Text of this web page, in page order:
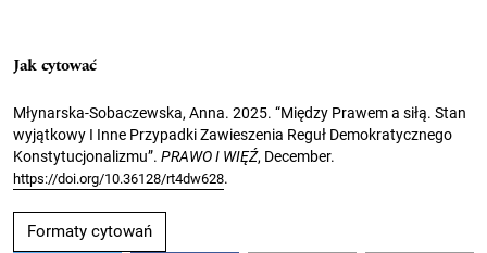
Jak cytować
Młynarska-Sobaczewska, Anna. 2025. “Między Prawem a siłą. Stan
wyjątkowy I Inne Przypadki Zawieszenia Reguł Demokratycznego
Konstytucjonalizmu”. PRAWO I WIĘŹ, December.
https://doi.org/10.36128/rt4dw628.
Formaty cytowań